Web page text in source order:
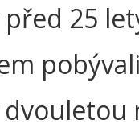
25
dvouletou